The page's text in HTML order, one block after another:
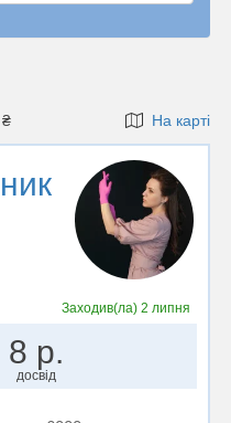
₴ На карті
Заходив(ла)2 липня
8 р.
досвід